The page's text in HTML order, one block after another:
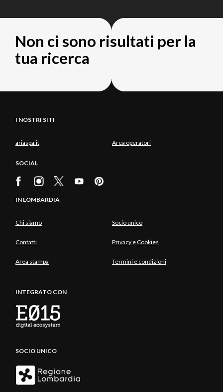
Non ci sono risultati per la
tua ricerca
I NOSTRI SITI
ariaspa.it Area operatori
SOCIAL
IN LOMBARDIA
Chi siamo Socio unico
Contatti Privacy e Cookies
Area stampa Termini e condizioni
INTEGRATO CON
SOCIO UNICO